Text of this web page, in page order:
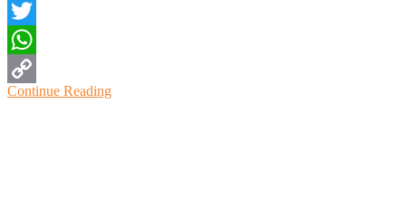
Facebook
Twitter
WhatsApp
Copy
Continue Reading